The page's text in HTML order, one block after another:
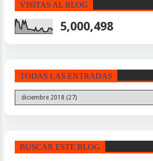
VISITAS AL BLOG
5,000,498
TODAS LAS ENTRADAS
BUSCAR ESTE BLOG